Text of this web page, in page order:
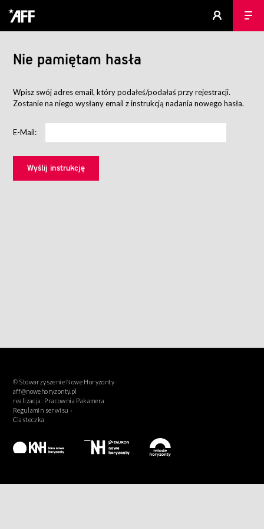
Nie pamiętam hasła
Wpisz swój adres email, który podałeś/podałaś przy rejestracji.
Zostanie na niego wysłany email z instrukcją nadania nowego hasła.
E-Mail:
© Stowarzyszenie Nowe Horyzonty
aff@nowehoryzonty.pl
realizacja: Pracownia Pakamera
Regulamin serwisu ›
Ciasteczka